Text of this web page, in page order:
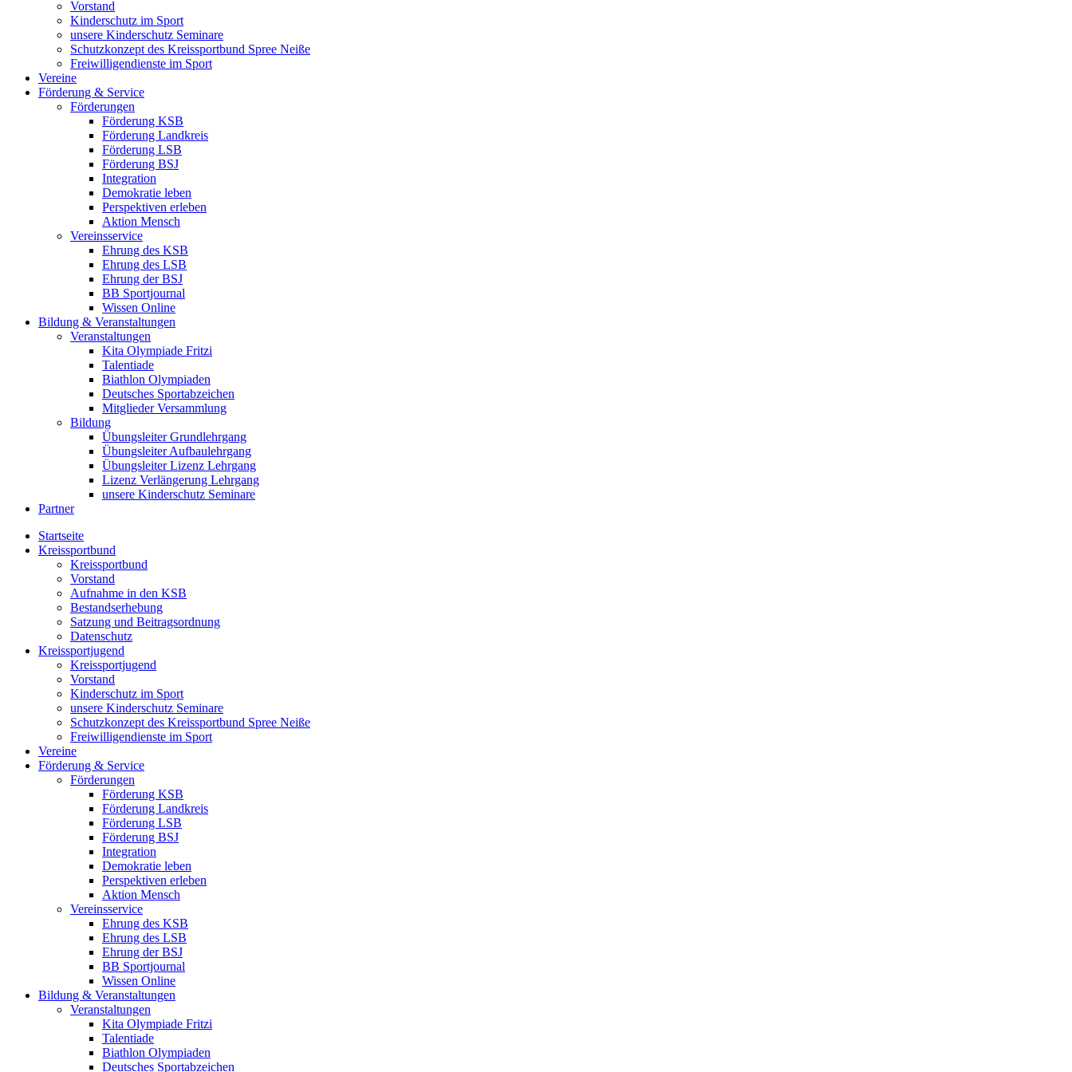
Vorstand
Kinderschutz im Sport
unsere Kinderschutz Seminare
Schutzkonzept des Kreissportbund Spree Neiße
Freiwilligendienste im Sport
Vereine
Förderung & Service
Förderungen
Förderung KSB
Förderung Landkreis
Förderung LSB
Förderung BSJ
Integration
Demokratie leben
Perspektiven erleben
Aktion Mensch
Vereinsservice
Ehrung des KSB
Ehrung des LSB
Ehrung der BSJ
BB Sportjournal
Wissen Online
Bildung & Veranstaltungen
Veranstaltungen
Kita Olympiade Fritzi
Talentiade
Biathlon Olympiaden
Deutsches Sportabzeichen
Mitglieder Versammlung
Bildung
Übungsleiter Grundlehrgang
Übungsleiter Aufbaulehrgang
Übungsleiter Lizenz Lehrgang
Lizenz Verlängerung Lehrgang
unsere Kinderschutz Seminare
Partner
Startseite
Kreissportbund
Kreissportbund
Vorstand
Aufnahme in den KSB
Bestandserhebung
Satzung und Beitragsordnung
Datenschutz
Kreissportjugend
Kreissportjugend
Vorstand
Kinderschutz im Sport
unsere Kinderschutz Seminare
Schutzkonzept des Kreissportbund Spree Neiße
Freiwilligendienste im Sport
Vereine
Förderung & Service
Förderungen
Förderung KSB
Förderung Landkreis
Förderung LSB
Förderung BSJ
Integration
Demokratie leben
Perspektiven erleben
Aktion Mensch
Vereinsservice
Ehrung des KSB
Ehrung des LSB
Ehrung der BSJ
BB Sportjournal
Wissen Online
Bildung & Veranstaltungen
Veranstaltungen
Kita Olympiade Fritzi
Talentiade
Biathlon Olympiaden
Deutsches Sportabzeichen